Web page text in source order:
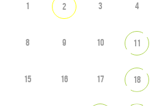
1 2 3 4
8 9 10 11
15 16 17 18